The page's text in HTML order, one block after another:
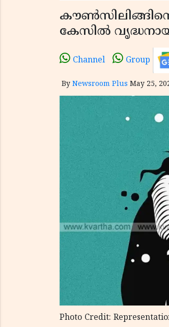
കേസിൽ
Channel Group
By Newsroom Plus May 25,
Photo Credit: